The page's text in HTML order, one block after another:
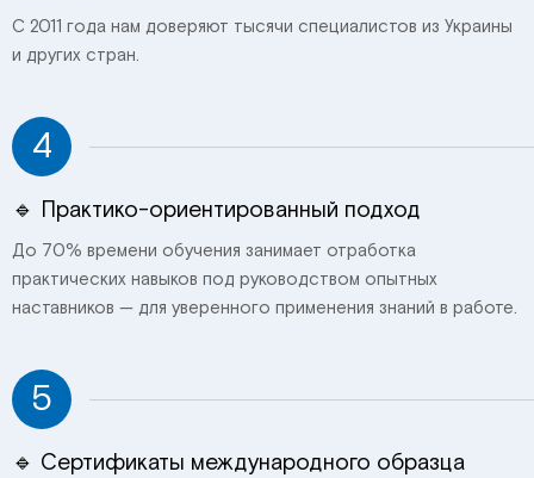
С 2011 года нам доверяют тысячи специалистов из Украины
и других стран.
4
🔹 Практико-ориентированный подход
До 70% времени обучения занимает отработка
практических навыков под руководством опытных
наставников — для уверенного применения знаний в работе.
5
🔹 Сертификаты международного образца